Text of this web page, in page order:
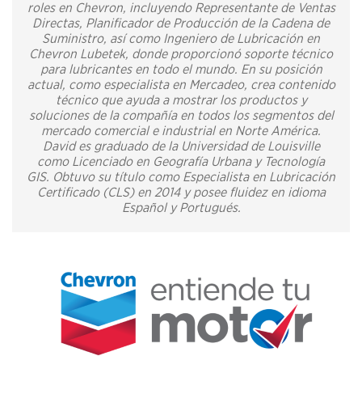
roles en Chevron, incluyendo Representante de Ventas
Directas, Planificador de Producción de la Cadena de
Suministro, así como Ingeniero de Lubricación en
Chevron Lubetek, donde proporcionó soporte técnico
para lubricantes en todo el mundo. En su posición
actual, como especialista en Mercadeo, crea contenido
técnico que ayuda a mostrar los productos y
soluciones de la compañía en todos los segmentos del
mercado comercial e industrial en Norte América.
David es graduado de la Universidad de Louisville
como Licenciado en Geografía Urbana y Tecnología
GIS. Obtuvo su título como Especialista en Lubricación
Certificado (CLS) en 2014 y posee fluidez en idioma
Español y Portugués.